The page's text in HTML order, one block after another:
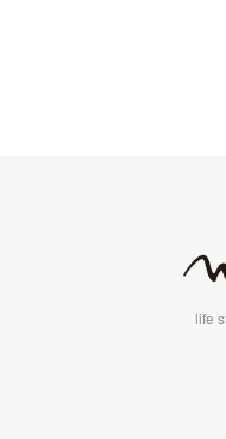
life